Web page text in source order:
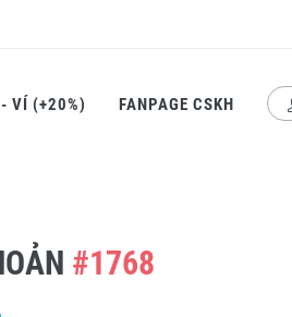
VÍ (+20%) FANPAGE CSKH
#1768